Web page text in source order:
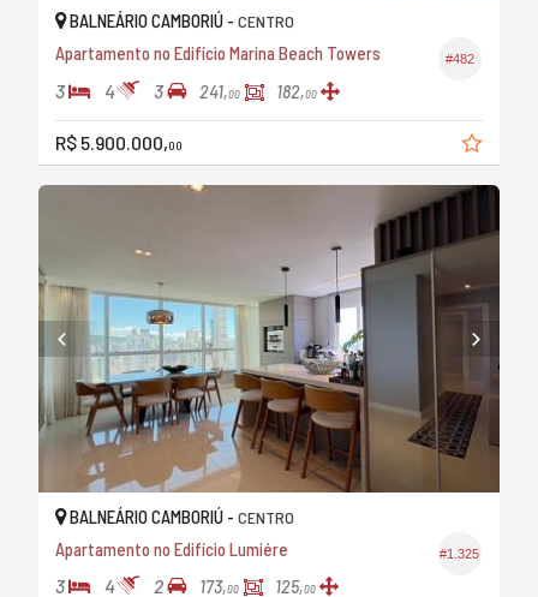
#482
BALNEÁRIO CAMBORIÚ - CENTRO
Apartamento no Edifício Marina Beach Towers
3 4 3 241,00 182,00
R$ 5.900.000,00
#1.325
BALNEÁRIO CAMBORIÚ - CENTRO
Apartamento no Edifício Lumiére
3 4 2 173,00 125,00